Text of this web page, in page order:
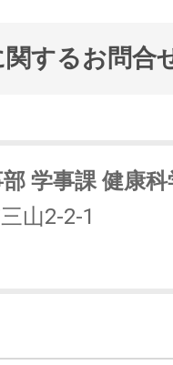
するお問合
学事課 健康
山2-2-1